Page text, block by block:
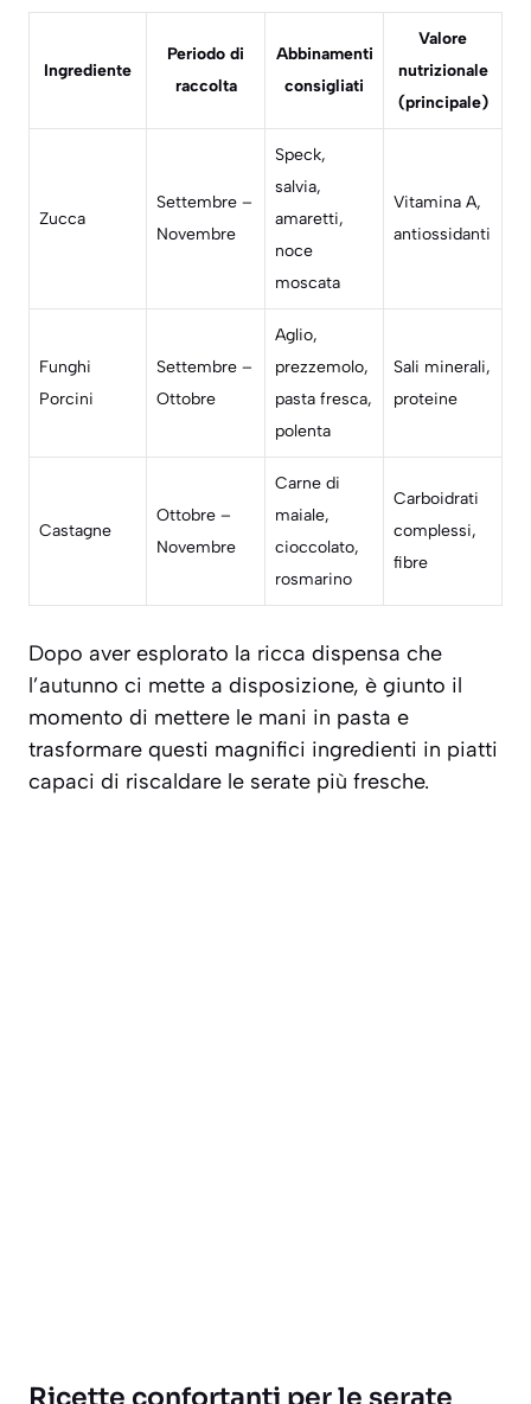
Ingrediente
Periodo di
raccolta
Abbinamenti
consigliati
Valore
nutrizionale
(principale)
Zucca
Settembre –
Novembre
Speck,
salvia,
amaretti,
noce
moscata
Vitamina A,
antiossidanti
Funghi
Porcini
Settembre –
Ottobre
Aglio,
prezzemolo,
pasta fresca,
polenta
Sali minerali,
proteine
Castagne
Ottobre –
Novembre
Carne di
maiale,
cioccolato,
rosmarino
Carboidrati
complessi,
fibre
Dopo aver esplorato la ricca dispensa che
l’autunno ci mette a disposizione, è giunto il
momento di mettere le mani in pasta e
trasformare questi magnifici ingredienti in piatti
capaci di riscaldare le serate più fresche.
Ricette confortanti per le serate